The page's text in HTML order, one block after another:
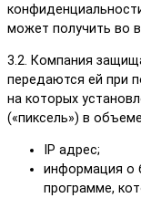
может получить во
3.2. Компания
передаются ей при
на которых
(«пиксель») в
IP адрес;
информация о
программе,